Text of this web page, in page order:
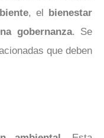
, el bienestar
gobernanza. Se
que deben